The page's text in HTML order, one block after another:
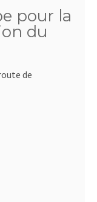
pour la
du
de